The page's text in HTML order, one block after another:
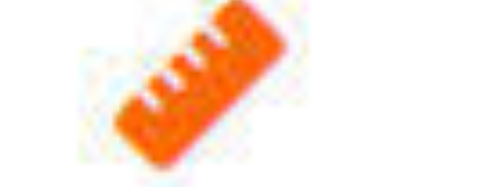
paraguas promocionales
Paraguas a prueba de viento
Paraguas abiertos automáticos